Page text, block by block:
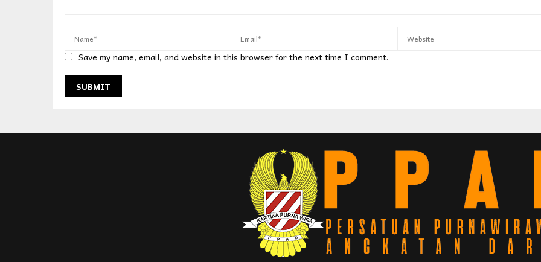
Save my name, email, and website in this browser for the next time I comment.